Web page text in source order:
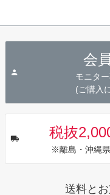
会
モニタ
(ご購入
税抜
※離島・沖縄
送料と